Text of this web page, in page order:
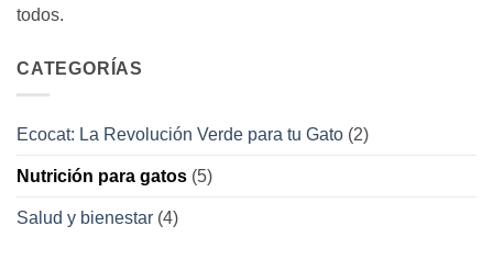
todos.
CATEGORÍAS
Ecocat: La Revolución Verde para tu Gato (2)
Nutrición para gatos (5)
Salud y bienestar (4)